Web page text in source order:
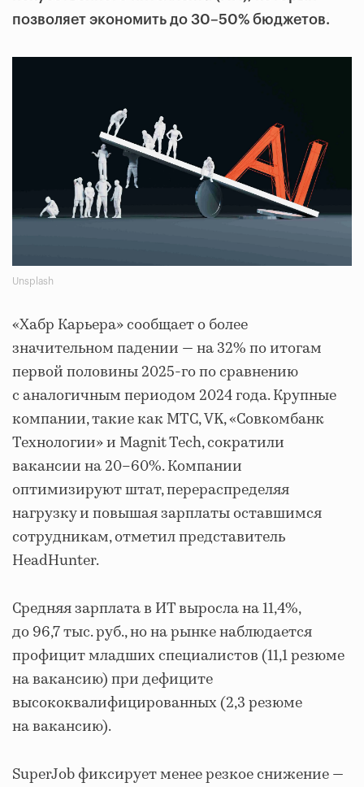
позволяет экономить до 30–50% бюджетов.
Unsplash
«Хабр Карьера» сообщает о более
значительном падении — на 32% по итогам
первой половины 2025-го по сравнению
с аналогичным периодом 2024 года. Крупные
компании, такие как МТС, VK, «Совкомбанк
Технологии» и Magnit Tech, сократили
вакансии на 20–60%. Компании
оптимизируют штат, перераспределяя
нагрузку и повышая зарплаты оставшимся
сотрудникам, отметил представитель
HeadHunter.
Средняя зарплата в ИТ выросла на 11,4%,
до 96,7 тыс. руб., но на рынке наблюдается
профицит младших специалистов (11,1 резюме
на вакансию) при дефиците
высококвалифицированных (2,3 резюме
на вакансию).
SuperJob фиксирует менее резкое снижение —